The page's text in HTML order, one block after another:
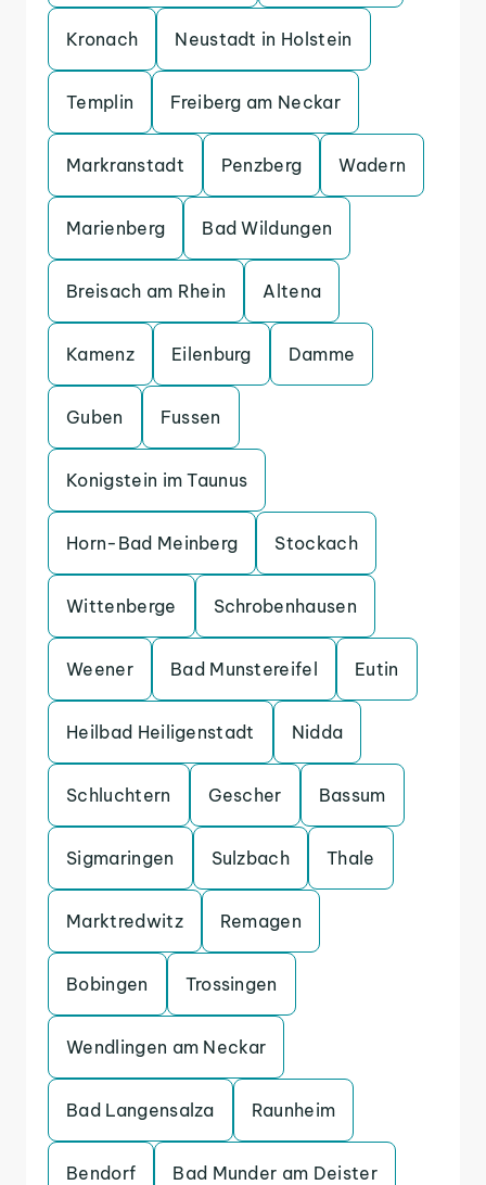
Kronach Neustadt in Holstein
Templin Freiberg am Neckar
Markranstadt Penzberg Wadern
Marienberg Bad Wildungen
Breisach am Rhein Altena
Kamenz Eilenburg Damme
Guben Fussen
Konigstein im Taunus
Horn-Bad Meinberg Stockach
Wittenberge Schrobenhausen
Weener Bad Munstereifel Eutin
Heilbad Heiligenstadt Nidda
Schluchtern Gescher Bassum
Sigmaringen Sulzbach Thale
Marktredwitz Remagen
Bobingen Trossingen
Wendlingen am Neckar
Bad Langensalza Raunheim
Bendorf Bad Munder am Deister